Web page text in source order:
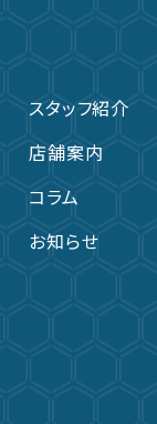
スタッフ紹介
店舗案内
コラム
お知らせ